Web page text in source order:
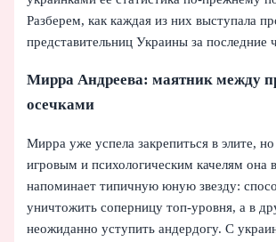
Разберем, как каждая из них выступала
представительниц Украины за последние
Мирра Андреева: маятник между
осечками
Мирра уже успела закрепиться в элите,
игровым и психологическим качелям она
напоминает типичную юную звезду:
уничтожить соперницу топ-уровня, а в
неожиданно уступить андердогу. С